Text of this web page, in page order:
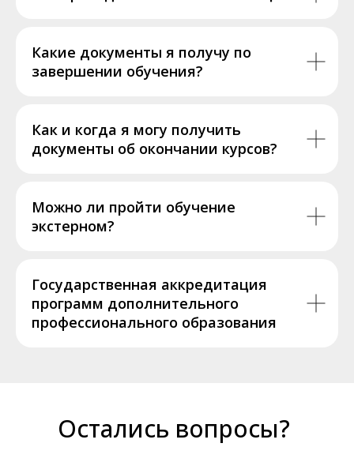
Какие документы я получу по
завершении обучения?
Как и когда я могу получить
документы об окончании курсов?
Можно ли пройти обучение
экстерном?
Государственная аккредитация
программ дополнительного
профессионального образования
Остались вопросы?